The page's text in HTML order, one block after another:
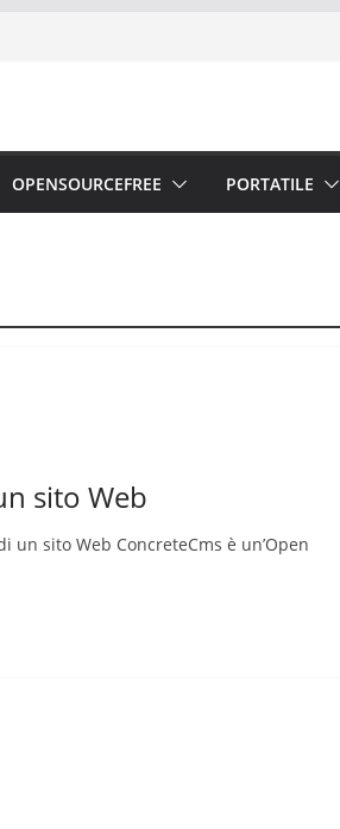
OPENSOURCEFREE PORTATILE
sito Web
un sito Web ConcreteCms è un’Open